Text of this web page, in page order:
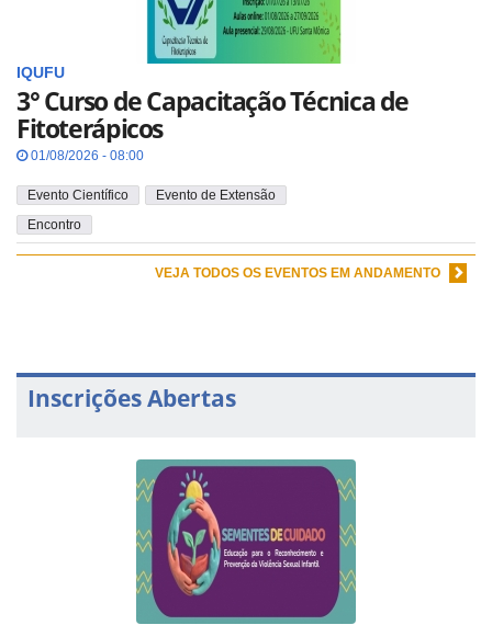
IQUFU
3° Curso de Capacitação Técnica de
Fitoterápicos
01/08/2026 - 08:00
Evento Científico
Evento de Extensão
Encontro
VEJA TODOS OS EVENTOS EM ANDAMENTO
Inscrições Abertas